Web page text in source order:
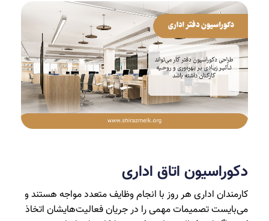
دکوراسیون اتاق اداری
کارمندان اداری هر روز با انجام وظایف متعدد مواجه هستند و
می‌بایست تصمیمات مهمی را در جریان فعالیت‌هایشان اتخاذ